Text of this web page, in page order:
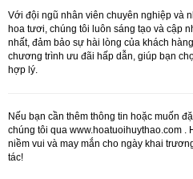
Với đội ngũ nhân viên chuyên nghiệp và
hoa tươi, chúng tôi luôn sáng tạo và cập
nhất, đảm bảo sự hài lòng của khách
chương trình ưu đãi hấp dẫn, giúp bạn
hợp lý.
Nếu bạn cần thêm thông tin hoặc muốn
chúng tôi qua www.hoatuoihuythao.com .
niềm vui và may mắn cho ngày khai
tác!